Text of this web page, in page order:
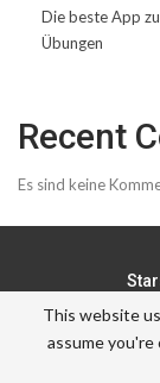
Die beste App
Übungen
Recent
Es sind keine
This website
assume